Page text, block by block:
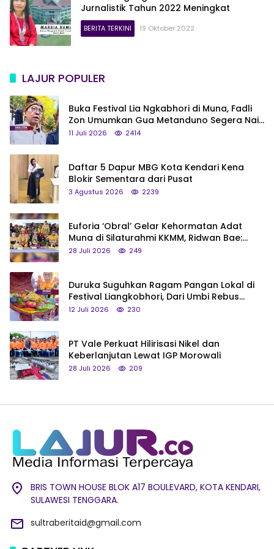
Jurnalistik Tahun 2022 Meningkat
BERITA TERKINI 19 Oktober 2022
LAJUR POPULER
Buka Festival Lia Ngkabhori di Muna, Fadli
Zon Umumkan Gua Metanduno Segera Naik
Status Jadi Cagar Budaya Nasional
11 Juli 2026 2414
Daftar 5 Dapur MBG Kota Kendari Kena
Blokir Sementara dari Pusat
3 Agustus 2026 2239
Euforia ‘Obral’ Gelar Kehormatan Adat
Muna di Silaturahmi KKMM, Ridwan Bae:
Saya Bukan Tipe Begitu, Belum Pantas!
28 Juli 2026 249
Duruka Suguhkan Ragam Pangan Lokal di
Festival Liangkobhori, Dari Umbi Rebus
hingga Tumpeng Beras Muna
12 Juli 2026 230
PT Vale Perkuat Hilirisasi Nikel dan
Keberlanjutan Lewat IGP Morowali
28 Juli 2026 209
BRIS TOWN HOUSE BLOK A17 BOULEVARD, KOTA KENDARI,
SULAWESI TENGGARA.
sultraberitaid@gmail.com